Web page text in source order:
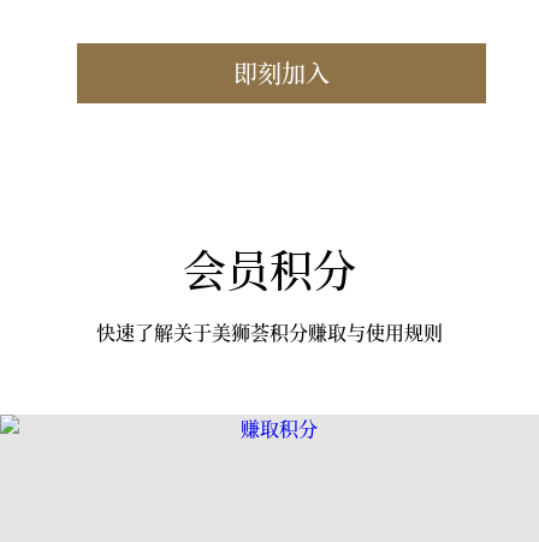
即刻加入
会员积分
快速了解关于美狮荟积分赚取与使用规则